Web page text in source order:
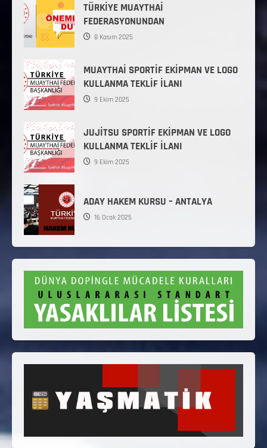
TÜRKİYE MUAYTHAİ
FEDERASYONUNDAN
8 Kasım 2025
MUAYTHAİ SPORTİF EKİPMAN VE LOGO
KULLANMA TEKLİF İLANI
9 Ekim 2025
JUJİTSU SPORTİF EKİPMAN VE LOGO
KULLANMA TEKLİF İLANI
9 Ekim 2025
ADAY HAKEM KURSU – ANTALYA
16 Ocak 2025